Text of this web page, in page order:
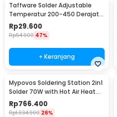
Taffware Solder Adjustable
Temperatur 200-450 Derajat
Celcius 220V 60W - CS-31 B
Rp29.600
Rp54.900 47%
+ Keranjang
Mypovos Soldering Station 2in1
Solder 70W with Hot Air Heat
Gun 750W - 8582D
Rp766.400
Rp1.034.900 26%